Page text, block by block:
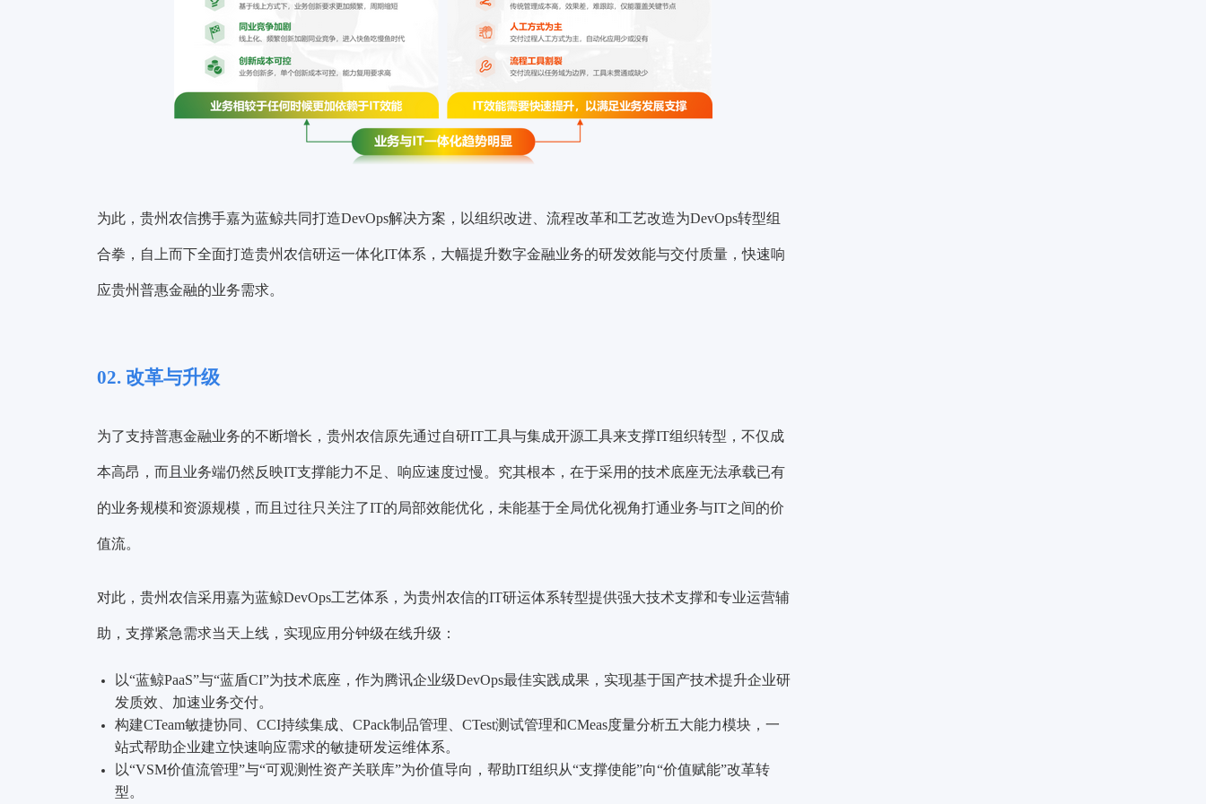
为此，贵州农信携手嘉为蓝鲸共同打造DevOps解决方案，以组织改进、流程改革和工艺改造为DevOps转型组
合拳，自上而下全面打造贵州农信研运一体化IT体系，大幅提升数字金融业务的研发效能与交付质量，快速响
应贵州普惠金融的业务需求。
02. 改革与升级
为了支持普惠金融业务的不断增长，贵州农信原先通过自研IT工具与集成开源工具来支撑IT组织转型，不仅成
本高昂，而且业务端仍然反映IT支撑能力不足、响应速度过慢。究其根本，在于采用的技术底座无法承载已有
的业务规模和资源规模，而且过往只关注了IT的局部效能优化，未能基于全局优化视角打通业务与IT之间的价
值流。
对此，贵州农信采用嘉为蓝鲸DevOps工艺体系，为贵州农信的IT研运体系转型提供强大技术支撑和专业运营辅
助，支撑紧急需求当天上线，实现应用分钟级在线升级：
以“蓝鲸PaaS”与“蓝盾CI”为技术底座，作为腾讯企业级DevOps最佳实践成果，实现基于国产技术提升企业研
发质效、加速业务交付。
构建CTeam敏捷协同、CCI持续集成、CPack制品管理、CTest测试管理和CMeas度量分析五大能力模块，一
站式帮助企业建立快速响应需求的敏捷研发运维体系。
以“VSM价值流管理”与“可观测性资产关联库”为价值导向，帮助IT组织从“支撑使能”向“价值赋能”改革转
型。